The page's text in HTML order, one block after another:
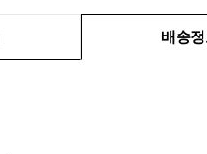
배송